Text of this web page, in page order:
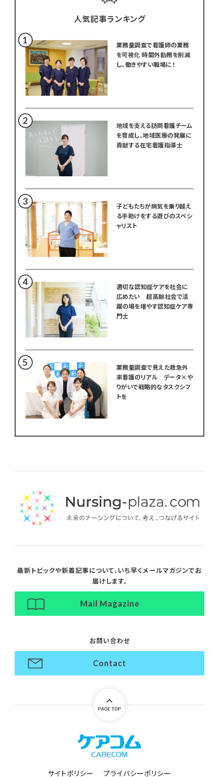
人気記事ランキング
業務量調査で看護師の業務
を可視化 時間外勤務を削減
し、働きやすい職場に！
地域を支える訪問看護チーム
を育成し、地域医療の発展に
貢献する在宅看護指導士
子どもたちが病気を乗り越え
る手助けをする遊びのスペシ
ャリスト
適切な認知症ケアを社会に
広めたい 超高齢社会で活
躍の場を増やす認知症ケア専
門士
業務量調査で見えた救急外
来看護のリアル データ×や
りがいで戦略的なタスクシフ
トを
最新トピックや新着記事について、 いち早くメールマガジンでお
届けします。
Mail Magazine
お問い合わせ
Contact
サイトポリシー プライバシーポリシー